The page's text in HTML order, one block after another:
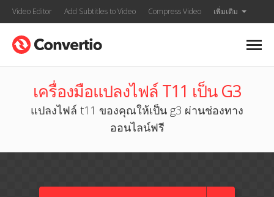
Video Editor Add Subtitles to Video Compress Video เพิ่มเติม
เครื่องมือแปลงไฟล์ T11 เป็น G3
แปลงไฟล์ t11 ของคุณให้เป็น g3 ผ่านช่องทาง
ออนไลน์ฟรี